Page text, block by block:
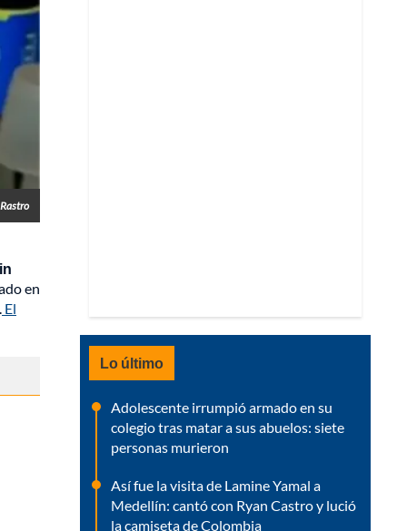
en
El
Lo último
Adolescente irrumpió armado en su
colegio tras matar a sus abuelos: siete
personas murieron
Así fue la visita de Lamine Yamal a
Medellín: cantó con Ryan Castro y lució
la camiseta de Colombia